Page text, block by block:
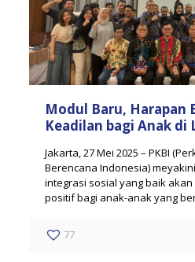
Modul Baru, Harapan
Keadilan bagi Anak di
Jakarta, 27 Mei 2025 – PKBI
Berencana Indonesia)
integrasi sosial yang baik
positif bagi anak-anak yang
77